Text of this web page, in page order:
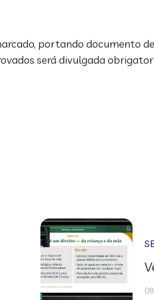
portando documento
será divulgada